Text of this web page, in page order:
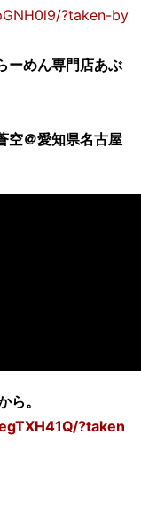
?taken-by
ーめん専門店あぶ
空＠愛知県名古屋
。
?taken